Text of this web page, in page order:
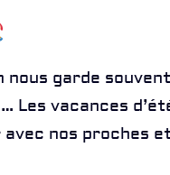
nous garde
Les vacances
nos proches